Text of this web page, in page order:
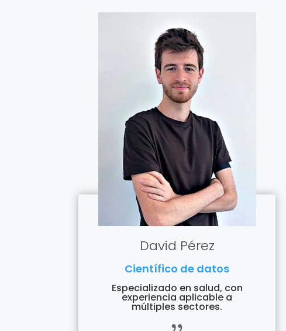
David Pérez
Científico de datos
Especializado en salud, con
experiencia aplicable a
múltiples sectores.